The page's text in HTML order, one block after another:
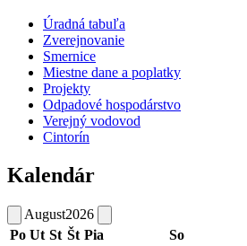
Úradná tabuľa
Zverejnovanie
Smernice
Miestne dane a poplatky
Projekty
Odpadové hospodárstvo
Verejný vodovod
Cintorín
Kalendár
August2026
Po Ut St Št Pia So